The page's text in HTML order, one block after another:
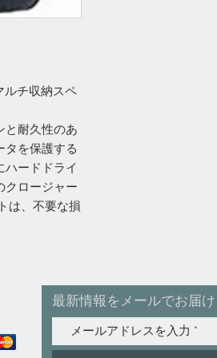
ルチ収納スペ
と耐久性のあ
タを保護する
ハードドライ
クロージャー
は、不要な損
最新情報をメールでお届